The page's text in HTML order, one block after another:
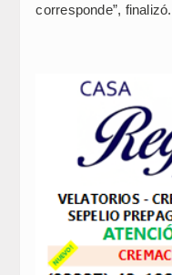
corresponde”, finalizó.